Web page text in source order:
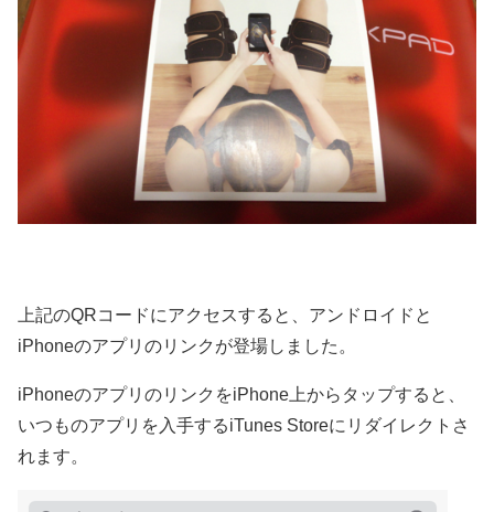
上記のQRコードにアクセスすると、アンドロイドと
iPhoneのアプリのリンクが登場しました。
iPhoneのアプリのリンクをiPhone上からタップすると、
いつものアプリを入手するiTunes Storeにリダイレクトさ
れます。